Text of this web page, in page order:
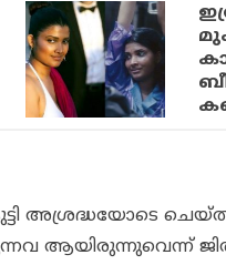
അശ്രദ്ധയോടെ
ആയിരുന്നുവെന്ന്